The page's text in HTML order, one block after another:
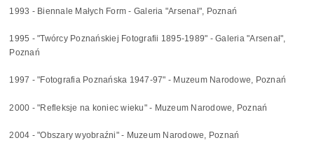
1993 - Biennale Małych Form - Galeria "Arsenał", Poznań
1995 - "Twórcy Poznańskiej Fotografii 1895-1989" - Galeria "Arsenał",
Poznań
1997 - "Fotografia Poznańska 1947-97" - Muzeum Narodowe, Poznań
2000 - "Refleksje na koniec wieku" - Muzeum Narodowe, Poznań
2004 - "Obszary wyobraźni" - Muzeum Narodowe, Poznań